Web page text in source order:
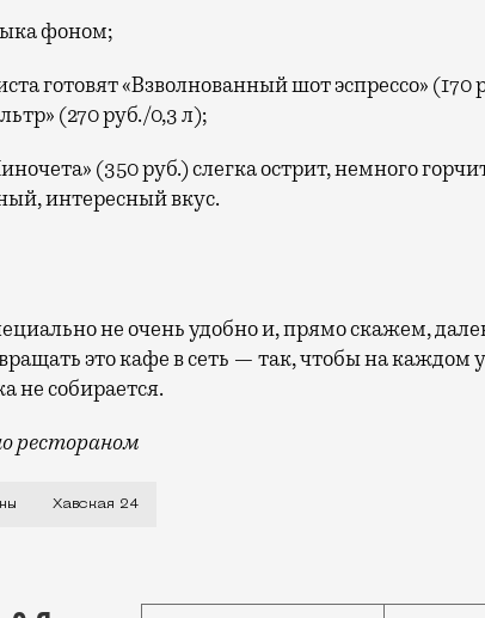
фоном;
готовят «Взволнованный шот эспрессо» (170
(270 руб./0,3 л);
(350 руб.) слегка острит, немного
интересный вкус.
не очень удобно и, прямо скажем,
это кафе в сеть — так, чтобы на каждом
не собирается.
рестораном
на Шаболовке (Хавская, 24) завтраки (крок-
Хавская 24